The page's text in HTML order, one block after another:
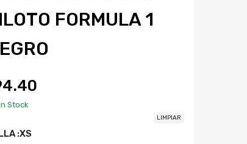
FORMULA 1
Stock
:XS
LIMPIAR